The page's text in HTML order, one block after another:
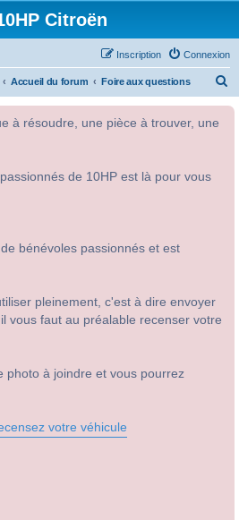
Citroën
Connexion
Inscription
Accueil du forum Foire aux questions
à résoudre, une pièce à trouver, une
de 10HP est là pour vous
bénévoles passionnés et est
pleinement, c'est à dire envoyer
vous faut au préalable recenser votre
photo à joindre et vous pourrez
votre véhicule